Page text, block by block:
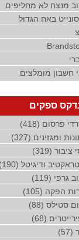
מנצח לא מחליפים
באח הגדול
חשבון מומלצים
ספקים
פרסום (418)
ומגזינים (327)
ציבור (319)
ודיגיטל (190)
גרפי (119)
הפקה (105)
סטילס (88)
(68)